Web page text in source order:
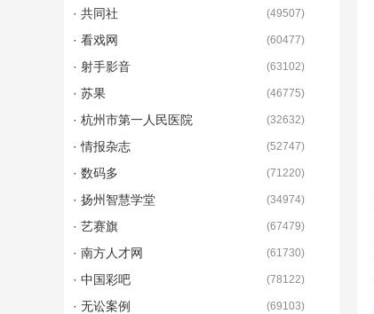
· 共同社 (49507)
· 看戏网 (60477)
· 射手影音 (63102)
· 苏果 (46775)
· 杭州市第一人民医院 (32632)
· 情报杂志 (52747)
· 数码多 (71220)
· 扬州智慧学堂 (34974)
· 艺赛旗 (67479)
· 南方人才网 (61730)
· 中国彩吧 (78122)
· 无讼案例 (69103)